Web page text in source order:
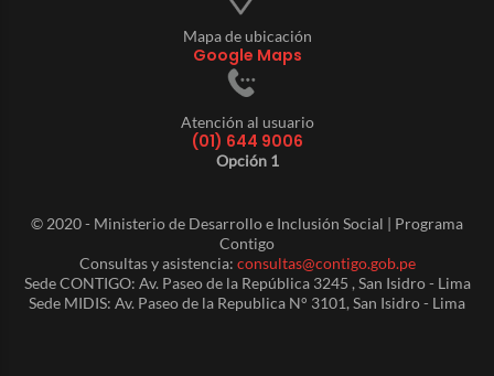
Mapa de ubicación
Google Maps
Atención al usuario
(01) 644 9006
Opción 1
© 2020 - Ministerio de Desarrollo e Inclusión Social | Programa
Contigo
Consultas y asistencia: consultas@contigo.gob.pe
Sede CONTIGO: Av. Paseo de la República 3245 , San Isidro - Lima
Sede MIDIS: Av. Paseo de la Republica N° 3101, San Isidro - Lima